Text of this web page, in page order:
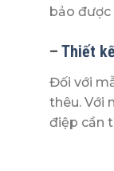
bảo được
– Thiết
Đối với
thêu. Với
điệp cần